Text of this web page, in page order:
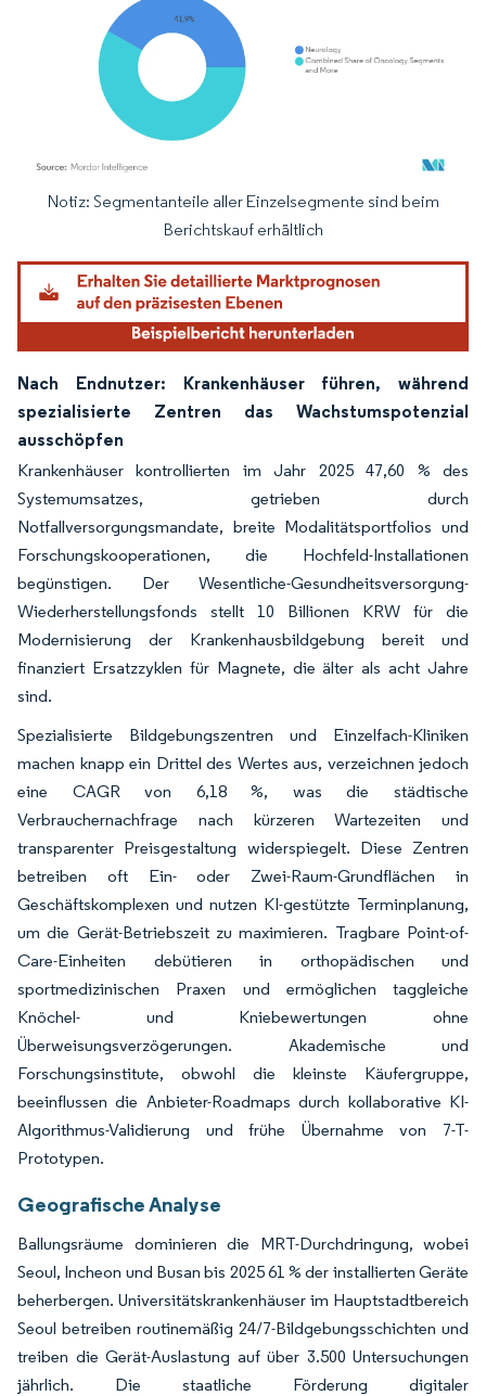
Bild © Mordor Intelligence. Wiederverwendung erfordert Namensnennung
Notiz: Segmentanteile aller Einzelsegmente sind beim
Berichtskauf erhältlich
Nach Endnutzer: Krankenhäuser führen, während
spezialisierte Zentren das Wachstumspotenzial
ausschöpfen
Krankenhäuser kontrollierten im Jahr 2025 47,60 % des
Systemumsatzes, getrieben durch
Notfallversorgungsmandate, breite Modalitätsportfolios und
Forschungskooperationen, die Hochfeld-Installationen
begünstigen. Der Wesentliche-Gesundheitsversorgung-
Wiederherstellungsfonds stellt 10 Billionen KRW für die
Modernisierung der Krankenhausbildgebung bereit und
finanziert Ersatzzyklen für Magnete, die älter als acht Jahre
sind.
Spezialisierte Bildgebungszentren und Einzelfach-Kliniken
machen knapp ein Drittel des Wertes aus, verzeichnen jedoch
eine CAGR von 6,18 %, was die städtische
Verbrauchernachfrage nach kürzeren Wartezeiten und
transparenter Preisgestaltung widerspiegelt. Diese Zentren
betreiben oft Ein- oder Zwei-Raum-Grundflächen in
Geschäftskomplexen und nutzen KI-gestützte Terminplanung,
um die Gerät-Betriebszeit zu maximieren. Tragbare Point-of-
Care-Einheiten debütieren in orthopädischen und
sportmedizinischen Praxen und ermöglichen taggleiche
Knöchel- und Kniebewertungen ohne
Überweisungsverzögerungen. Akademische und
Forschungsinstitute, obwohl die kleinste Käufergruppe,
beeinflussen die Anbieter-Roadmaps durch kollaborative KI-
Algorithmus-Validierung und frühe Übernahme von 7-T-
Prototypen.
Geografische Analyse
Ballungsräume dominieren die MRT-Durchdringung, wobei
Seoul, Incheon und Busan bis 2025 61 % der installierten Geräte
beherbergen. Universitätskrankenhäuser im Hauptstadtbereich
Seoul betreiben routinemäßig 24/7-Bildgebungsschichten und
treiben die Gerät-Auslastung auf über 3.500 Untersuchungen
jährlich. Die staatliche Förderung digitaler